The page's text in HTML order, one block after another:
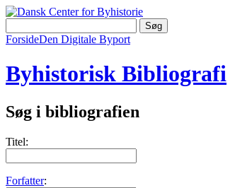
ForsideDen Digitale Byport
Byhistorisk Bibliografi
Søg i bibliografien
Titel:
Forfatter: